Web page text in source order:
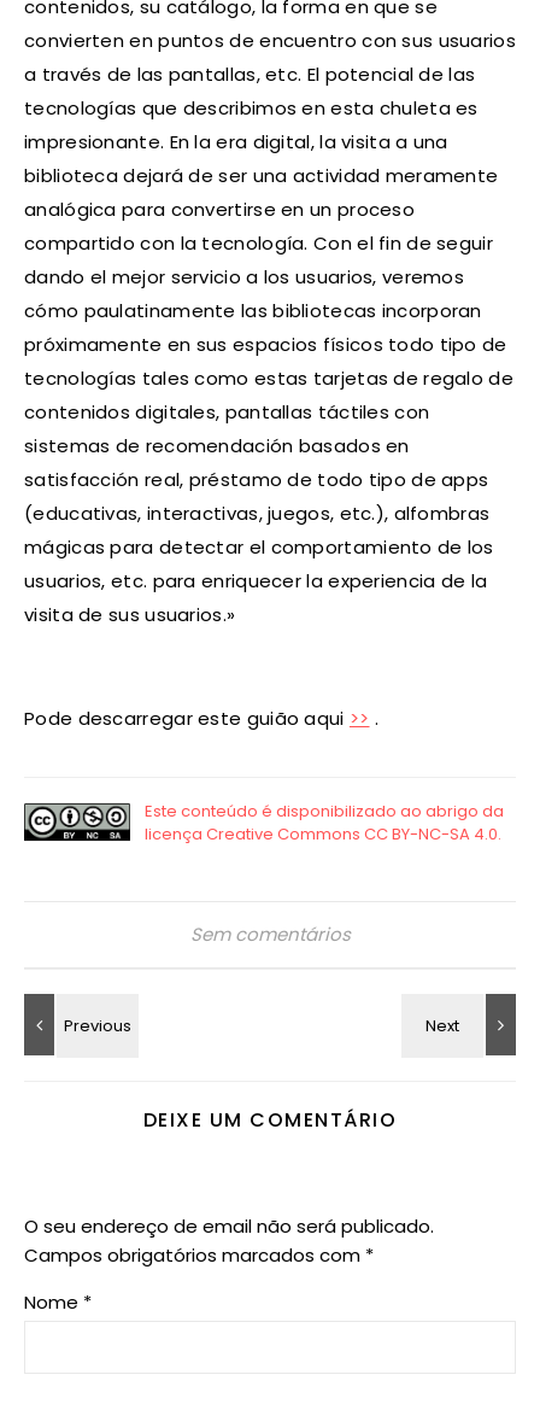
contenidos, su catálogo, la forma en que se
convierten en puntos de encuentro con sus usuarios
a través de las pantallas, etc. El potencial de las
tecnologías que describimos en esta chuleta es
impresionante. En la era digital, la visita a una
biblioteca dejará de ser una actividad meramente
analógica para convertirse en un proceso
compartido con la tecnología. Con el fin de seguir
dando el mejor servicio a los usuarios, veremos
cómo paulatinamente las bibliotecas incorporan
próximamente en sus espacios físicos todo tipo de
tecnologías tales como estas tarjetas de regalo de
contenidos digitales, pantallas táctiles con
sistemas de recomendación basados en
satisfacción real, préstamo de todo tipo de apps
(educativas, interactivas, juegos, etc.), alfombras
mágicas para detectar el comportamiento de los
usuarios, etc. para enriquecer la experiencia de la
visita de sus usuarios.»
Pode descarregar este guião aqui >> .
Sem comentários
DEIXE UM COMENTÁRIO
O seu endereço de email não será publicado.
Campos obrigatórios marcados com *
Nome *